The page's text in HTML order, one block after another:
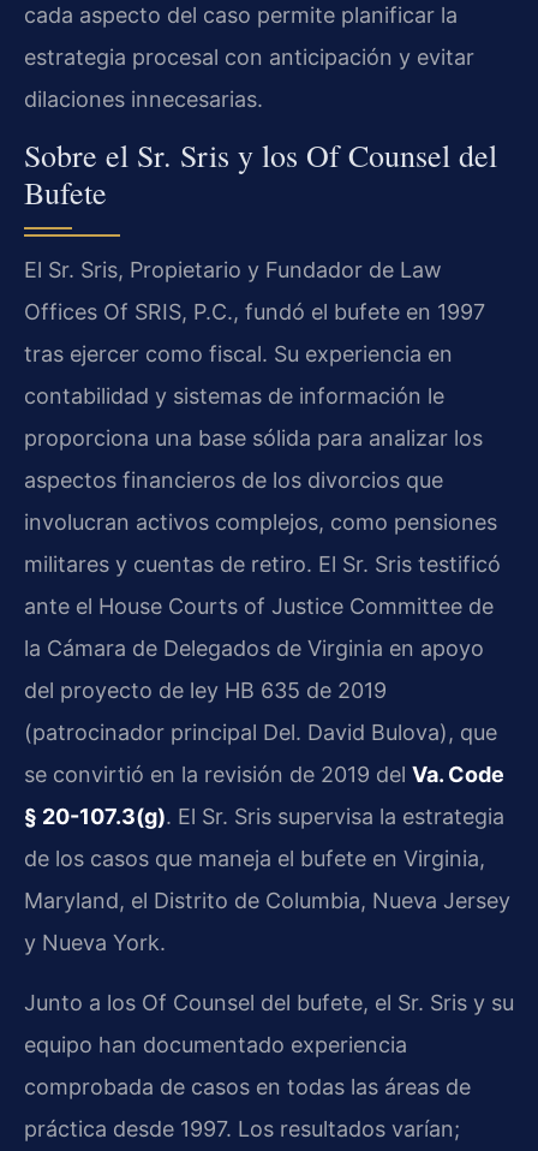
cada aspecto del caso permite planificar la
estrategia procesal con anticipación y evitar
dilaciones innecesarias.
Sobre el Sr. Sris y los Of Counsel del
Bufete
El Sr. Sris, Propietario y Fundador de Law
Offices Of SRIS, P.C., fundó el bufete en 1997
tras ejercer como fiscal. Su experiencia en
contabilidad y sistemas de información le
proporciona una base sólida para analizar los
aspectos financieros de los divorcios que
involucran activos complejos, como pensiones
militares y cuentas de retiro. El Sr. Sris testificó
ante el House Courts of Justice Committee de
la Cámara de Delegados de Virginia en apoyo
del proyecto de ley HB 635 de 2019
(patrocinador principal Del. David Bulova), que
se convirtió en la revisión de 2019 del Va. Code
§ 20-107.3(g). El Sr. Sris supervisa la estrategia
de los casos que maneja el bufete en Virginia,
Maryland, el Distrito de Columbia, Nueva Jersey
y Nueva York.
Junto a los Of Counsel del bufete, el Sr. Sris y su
equipo han documentado experiencia
comprobada de casos en todas las áreas de
práctica desde 1997. Los resultados varían;